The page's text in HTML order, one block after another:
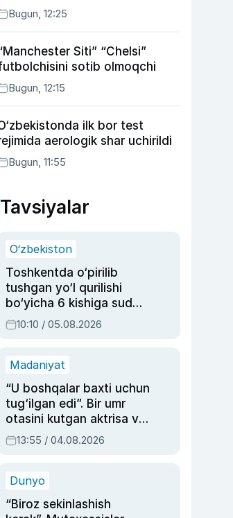
vaziri
Bugun, 12:25
Siti” “Chelsi”
sotib olmoqchi
Bugun, 12:15
ilk bor test
aerologik shar uchirildi
Bugun, 11:55
Tavsiyalar
O‘zbekiston
Toshkentda o‘pirilib
tushgan yo‘l qurilishi
bo‘yicha 6 kishiga sud
hukmi o‘qildi
10:10 / 05.08.2026
Madaniyat
“U boshqalar baxti uchun
tug‘ilgan edi”. Bir umr
otasini kutgan aktrisa va
dublyaj ustasi Rimma
Ahmedovaning
13:55 / 04.08.2026
Dunyo
“Biroz sekinlashish